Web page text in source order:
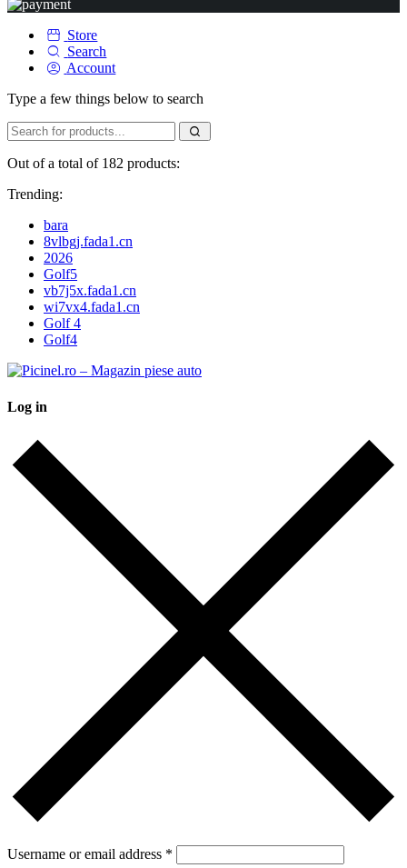
Store
Search
Account
Type a few things below to search
Out of a total of 182 products:
Trending:
bara
8vlbgj.fada1.cn
2026
Golf5
vb7j5x.fada1.cn
wi7vx4.fada1.cn
Golf 4
Golf4
Log in
Username or email address *